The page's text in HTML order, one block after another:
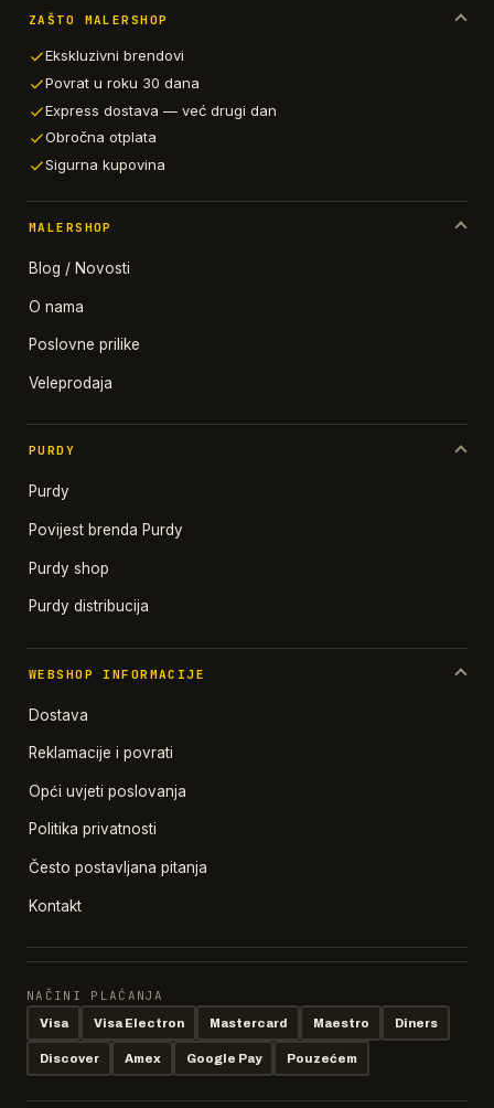
ZAŠTO MALERSHOP
Ekskluzivni brendovi
Povrat u roku 30 dana
Express dostava — već drugi dan
Obročna otplata
Sigurna kupovina
MALERSHOP
Blog / Novosti
O nama
Poslovne prilike
Veleprodaja
PURDY
Purdy
Povijest brenda Purdy
Purdy shop
Purdy distribucija
WEBSHOP INFORMACIJE
Dostava
Reklamacije i povrati
Opći uvjeti poslovanja
Politika privatnosti
Često postavljana pitanja
Kontakt
NAČINI PLAĆANJA
Visa Visa Electron Mastercard Maestro Diners
Discover Amex Google Pay Pouzećem